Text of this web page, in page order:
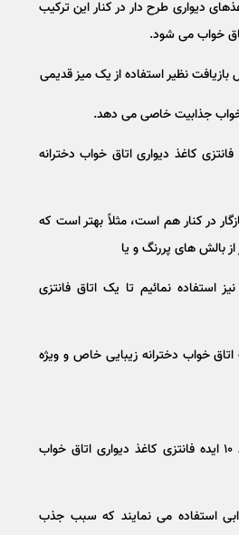
دیواری طرح دار در کنار این ترکیب
خواب می شود.
جذابیت خاصی می دهد.
از ۱۰ ایده ی فانتزی کاغذ دیواری اتاق خواب دخترانه
در کنار هم است، مثلاً بهتر است که
بالش های پررنگ و یا
استفاده نمائیم تا یک اتاق فانتزی
خواب دخترانه زیبایی خاص و ویژه
طراحان داخلی برای ایجاد ۱۰ ایده فانتزی کاغذ دیواری اتاق خواب
استفاده می نمایند که سبب جذب